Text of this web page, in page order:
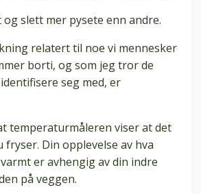
slett mer pysete enn andre.
relatert til noe vi mennesker
borti, og som jeg tror de
seg med, er
temperaturmåleren viser at det
fryser. Din opplevelse av hva
er avhengig av din indre
på veggen.